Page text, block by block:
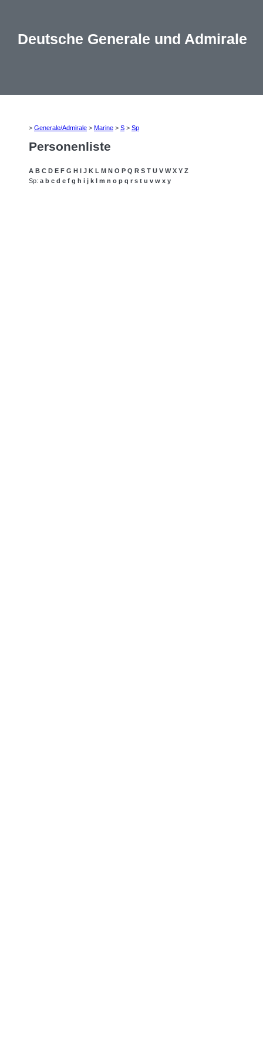
Deutsche Generale und Admirale
> Generale/Admirale > Marine > S > Sp
Personenliste
A B C D E F G H I J K L M N O P Q R S T U V W X Y Z
Sp: a b c d e f g h i j k l m n o p q r s t u v w x y